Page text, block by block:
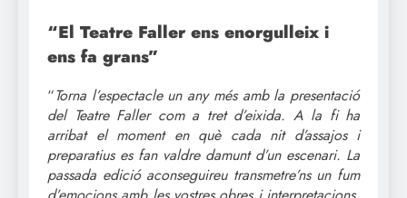
“El Teatre Faller ens enorgulleix i
ens fa grans”
“Torna l’espectacle un any més amb la presentació
del Teatre Faller com a tret d’eixida. A la fi ha
arribat el moment en què cada nit d’assajos i
preparatius es fan valdre damunt d’un escenari. La
passada edició aconseguireu transmetre’ns un fum